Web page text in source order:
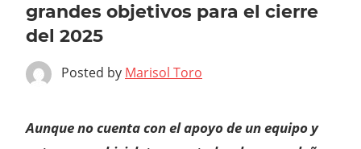
grandes objetivos para el cierre
del 2025
Posted by Marisol Toro
Aunque no cuenta con el apoyo de un equipo y